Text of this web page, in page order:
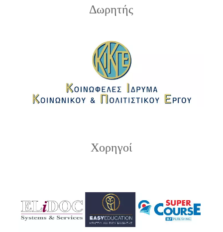
Δωρητής
Χορηγοί